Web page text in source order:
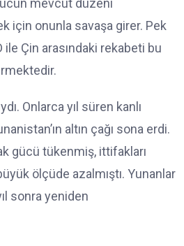
için onunla savaşa girer. Pek
Çin arasındaki rekabeti bu
Onlarca yıl süren kanlı
altın çağı sona erdi.
gücü tükenmiş, ittifakları
ölçüde azalmıştı. Yunanlar
sonra yeniden